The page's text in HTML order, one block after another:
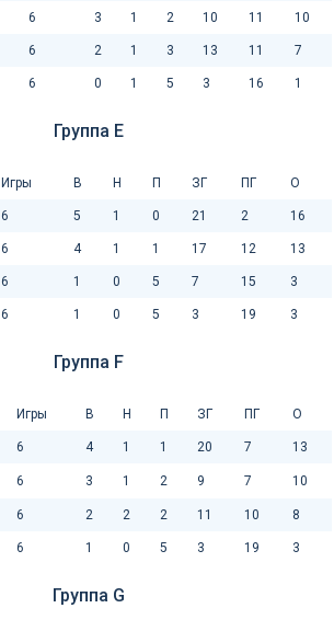
6 3 1 2 10 11 10
6 2 1 3 13 11 7
6 0 1 5 3 16 1
Группа E
Игры В Н П ЗГ ПГ О
6 5 1 0 21 2 16
6 4 1 1 17 12 13
6 1 0 5 7 15 3
6 1 0 5 3 19 3
Группа F
Игры В Н П ЗГ ПГ О
6 4 1 1 20 7 13
6 3 1 2 9 7 10
6 2 2 2 11 10 8
6 1 0 5 3 19 3
Группа G